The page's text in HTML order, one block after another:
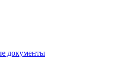
документы